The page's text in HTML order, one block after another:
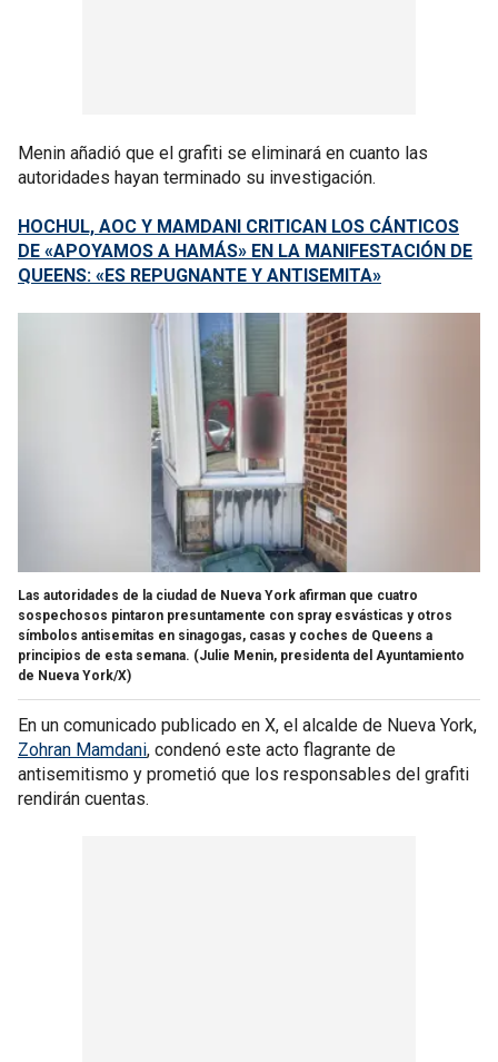
Menin añadió que el grafiti se eliminará en cuanto las
autoridades hayan terminado su investigación.
HOCHUL, AOC Y MAMDANI CRITICAN LOS CÁNTICOS
DE «APOYAMOS A HAMÁS» EN LA MANIFESTACIÓN DE
QUEENS: «ES REPUGNANTE Y ANTISEMITA»
Las autoridades de la ciudad de Nueva York afirman que cuatro
sospechosos pintaron presuntamente con spray esvásticas y otros
símbolos antisemitas en sinagogas, casas y coches de Queens a
principios de esta semana. (Julie Menin, presidenta del Ayuntamiento
de Nueva York/X)
En un comunicado publicado en X, el alcalde de Nueva York,
Zohran Mamdani, condenó este acto flagrante de
antisemitismo y prometió que los responsables del grafiti
rendirán cuentas.